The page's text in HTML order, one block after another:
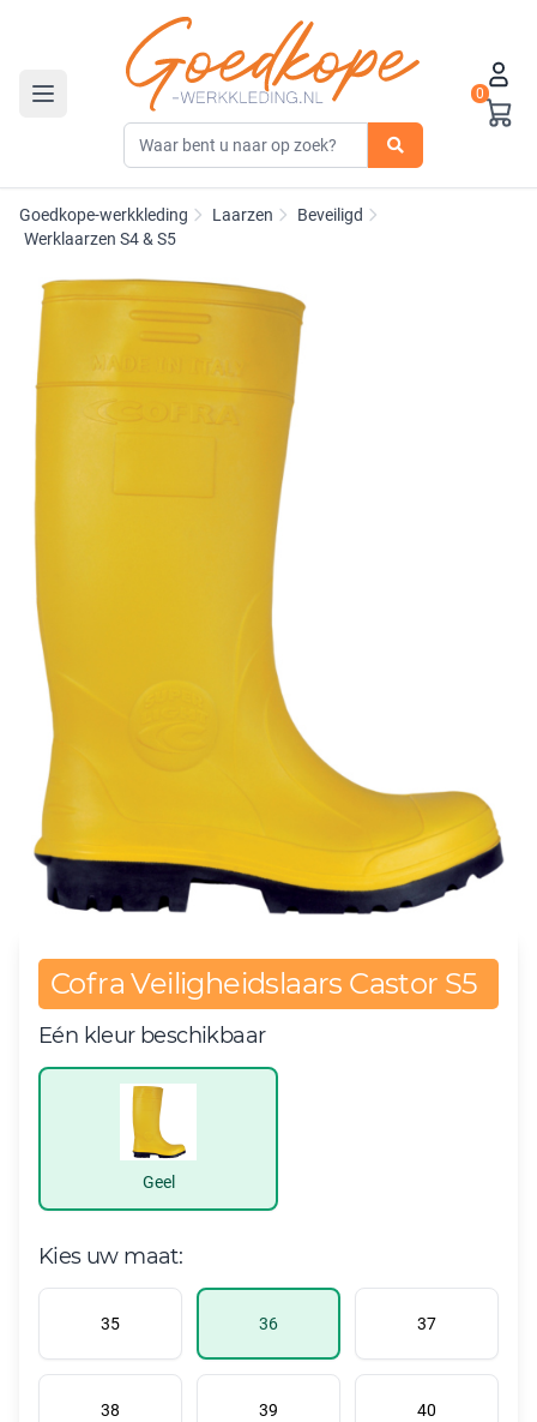
Toggle navigation
0
Goedkope-werkkleding Laarzen
Beveiligd
Werklaarzen S4 & S5
Cofra Veiligheidslaars Castor S5
Eén kleur beschikbaar
Geel
Kies uw maat:
35 36 37
38 39 40